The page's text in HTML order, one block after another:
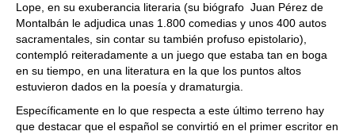
Lope, en su exuberancia literaria (su biógrafo Juan Pérez de
Montalbán le adjudica unas 1.800 comedias y unos 400 autos
sacramentales, sin contar su también profuso epistolario),
contempló reiteradamente a un juego que estaba tan en boga
en su tiempo, en una literatura en la que los puntos altos
estuvieron dados en la poesía y dramaturgia.
Específicamente en lo que respecta a este último terreno hay
que destacar que el español se convirtió en el primer escritor en